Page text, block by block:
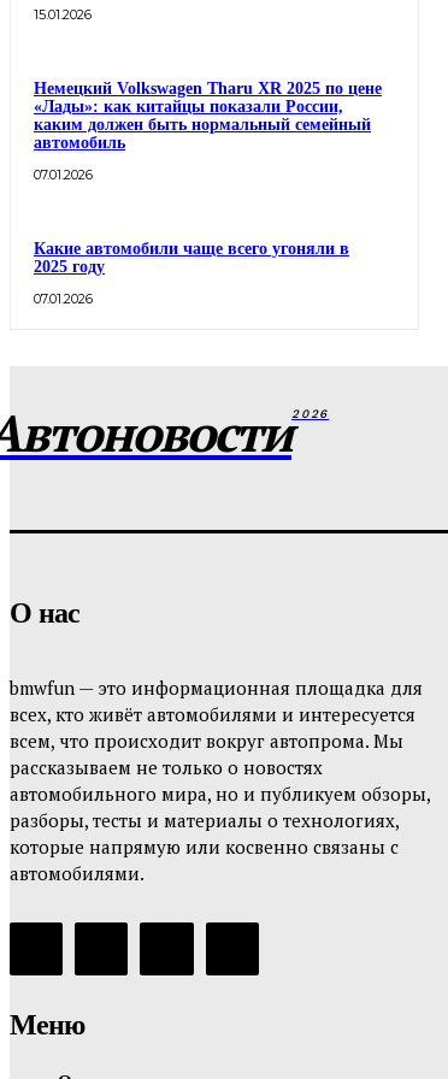
15.01.2026
Немецкий Volkswagen Tharu XR 2025 по цене
«Лады»: как китайцы показали России,
каким должен быть нормальный семейный
автомобиль
07.01.2026
Какие автомобили чаще всего угоняли в
2025 году
07.01.2026
2026
О нас
bmwfun — это информационная площадка для
всех, кто живёт автомобилями и интересуется
всем, что происходит вокруг автопрома. Мы
рассказываем не только о новостях
автомобильного мира, но и публикуем обзоры,
разборы, тесты и материалы о технологиях,
которые напрямую или косвенно связаны с
автомобилями.
Меню